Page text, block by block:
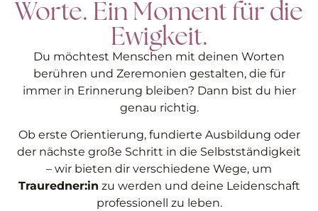
Worte. Ein Moment für die
Ewigkeit.
Du möchtest Menschen mit deinen Worten
berühren und Zeremonien gestalten, die für
immer in Erinnerung bleiben? Dann bist du hier
genau richtig.
Ob erste Orientierung, fundierte Ausbildung oder
der nächste große Schritt in die Selbstständigkeit
– wir bieten dir verschiedene Wege, um
Trauredner:in zu werden und deine Leidenschaft
professionell zu leben.